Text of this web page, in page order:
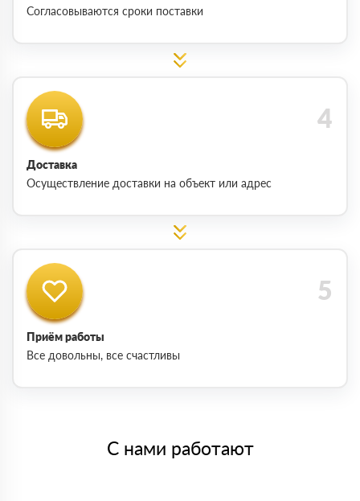
Согласовываются сроки поставки
Доставка
Осуществление доставки на объект или адрес
Приём работы
Все довольны, все счастливы
С нами работают